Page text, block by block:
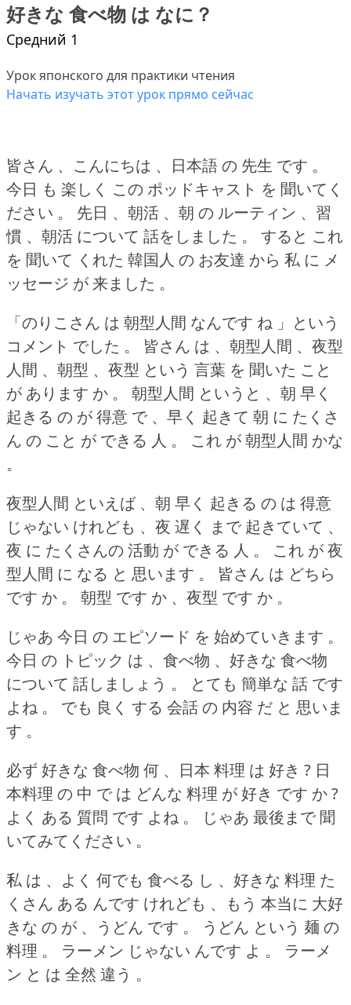
好きな 食べ物 は なに？
Средний 1
Урок японского для практики чтения
Начать изучать этот урок прямо сейчас
皆さん 、こんにちは 、日本語 の 先生 です 。
今日 も 楽しく この ポッドキャスト を 聞いてく
ださい 。
先日 、朝活 、朝 の ルーティン 、習
慣 、朝活 について 話をしました 。
すると これ
を 聞いて くれた 韓国人 の お友達 から 私 に メ
ッセージ が 来ました 。
「のりこさん は 朝型人間 なんです ね 」という
コメント でした 。
皆さん は 、朝型人間 、夜型
人間 、朝型 、夜型 という 言葉 を 聞いた こと
が あります か 。
朝型人間 というと 、朝 早く
起きる の が 得意 で 、早く 起きて 朝 に たくさ
ん の こと が できる 人 。
これ が 朝型人間 かな
。
夜型人間 といえば 、朝 早く 起きる の は 得意
じゃない けれども 、夜 遅く まで 起きていて 、
夜 に たくさんの 活動 が できる 人 。
これ が 夜
型人間 に なる と 思います 。
皆さん は どちら
です か 。
朝型 です か 、夜型 です か 。
じゃあ 今日 の エピソード を 始めていきます 。
今日 の トピック は 、食べ物 、好きな 食べ物
について 話しましょう 。
とても 簡単な 話 です
よね 。
でも 良く する 会話 の 内容 だ と 思いま
す 。
必ず 好きな 食べ物 何 、日本 料理 は 好き ? 日
本料理 の 中 で は どんな 料理 が 好き です か ?
よく ある 質問 です よね 。
じゃあ 最後まで 聞
いてみてください 。
私 は 、よく 何でも 食べる し 、好きな 料理 た
くさん ある んです けれども 、もう 本当に 大好
きな の が 、うどん です 。
うどん という 麺 の
料理 。
ラーメン じゃない んです よ 。
ラーメ
ン と は 全然 違う 。